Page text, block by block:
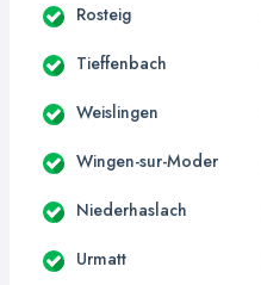
Rosteig
Tieffenbach
Weislingen
Wingen-sur-Moder
Niederhaslach
Urmatt